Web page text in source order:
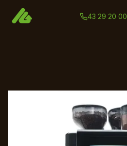
43 29 20 00